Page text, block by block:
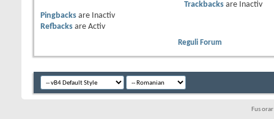
Trackbacksare
Inactiv
Pingbacks are
Inactiv
Refbacks are Activ
Reguli Forum
Fus